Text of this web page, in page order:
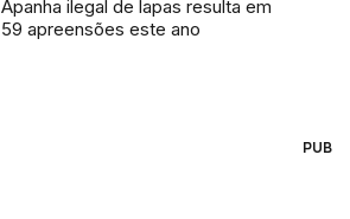
Apanha ilegal de lapas resulta em
59 apreensões este ano
PUB